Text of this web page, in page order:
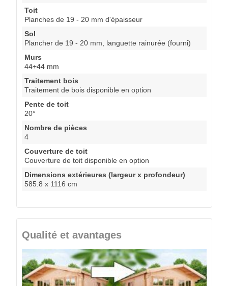
Toit
Planches de 19 - 20 mm d'épaisseur
Sol
Plancher de 19 - 20 mm, languette rainurée (fourni)
Murs
44+44 mm
Traitement bois
Traitement de bois disponible en option
Pente de toit
20°
Nombre de pièces
4
Couverture de toit
Couverture de toit disponible en option
Dimensions extérieures (largeur x profondeur)
585.8 x 1116 cm
Qualité et avantages